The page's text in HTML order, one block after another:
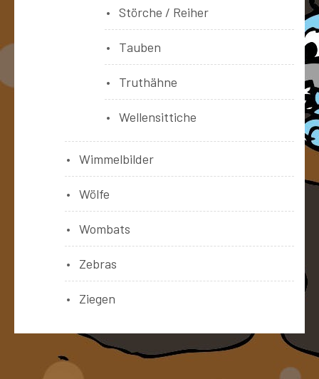
Störche / Reiher
Tauben
Truthähne
Wellensittiche
Wimmelbilder
Wölfe
Wombats
Zebras
Ziegen